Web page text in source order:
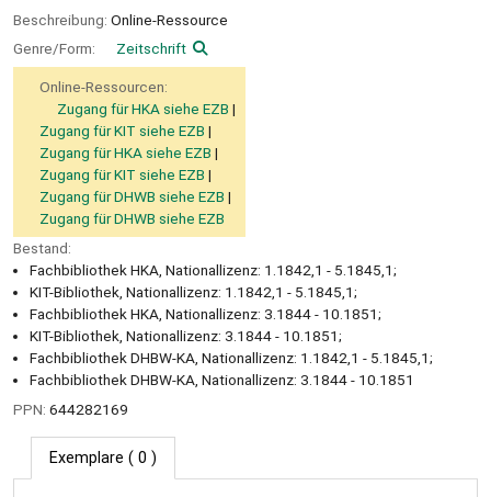
Beschreibung: Online-Ressource
Genre/Form:
Zeitschrift
Online-Ressourcen:
Zugang für HKA siehe EZB
Zugang für KIT siehe EZB
Zugang für HKA siehe EZB
Zugang für KIT siehe EZB
Zugang für DHWB siehe EZB
Zugang für DHWB siehe EZB
Bestand:
Fachbibliothek HKA, Nationallizenz: 1.1842,1 - 5.1845,1;
KIT-Bibliothek, Nationallizenz: 1.1842,1 - 5.1845,1;
Fachbibliothek HKA, Nationallizenz: 3.1844 - 10.1851;
KIT-Bibliothek, Nationallizenz: 3.1844 - 10.1851;
Fachbibliothek DHBW-KA, Nationallizenz: 1.1842,1 - 5.1845,1;
Fachbibliothek DHBW-KA, Nationallizenz: 3.1844 - 10.1851
PPN: 644282169
Exemplare ( 0 )